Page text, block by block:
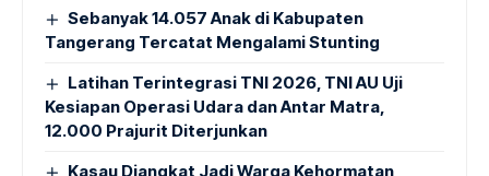
Sebanyak 14.057 Anak di Kabupaten
Tangerang Tercatat Mengalami Stunting
Latihan Terintegrasi TNI 2026, TNI AU Uji
Kesiapan Operasi Udara dan Antar Matra,
12.000 Prajurit Diterjunkan
Kasau Diangkat Jadi Warga Kehormatan